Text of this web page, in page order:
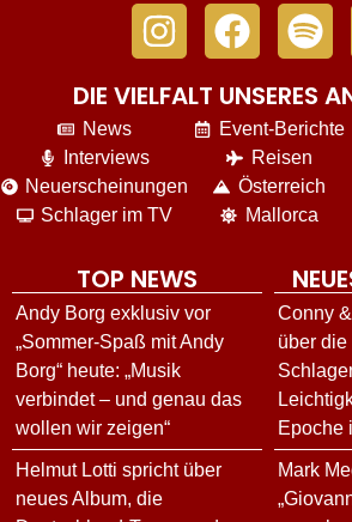
DIE VIELFALT UNSERES
News
Interviews
Neuerscheinungen
Schlager im TV
Event-Berichte
Reisen
Österreich
Mallorca
TOP NEWS
Andy Borg exklusiv vor
„Sommer-Spaß mit Andy
Borg“ heute: „Musik
verbindet – und genau das
wollen wir zeigen“
Helmut Lotti spricht über
neues Album, die
Conny
über
Epoche
Mark